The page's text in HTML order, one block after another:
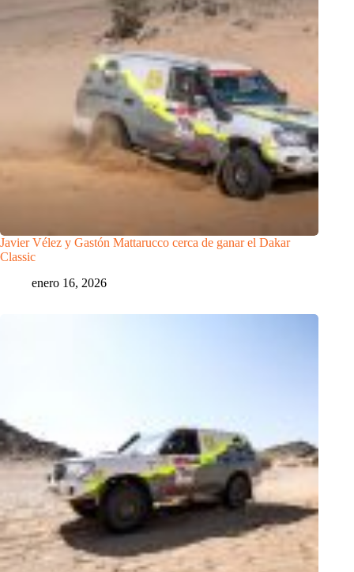
Javier Vélez y Gastón Mattarucco cerca de ganar el Dakar
Classic
enero 16, 2026